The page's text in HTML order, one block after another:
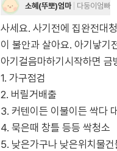
소혜(뚜뽀)엄마 다둥이엄빠
사세요. 사기전에 집완전대
이 불안과 살아요. 아기낳기
아기걸음마하기시작하면
1. 가구점검
2. 버릴거배출
3. 커텐이든 이불이든 싹다
4. 묵은때 창틀 등등 싹청소
5. 낮은가구나 낮은위치물건